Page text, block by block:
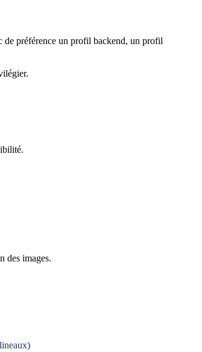
de préférence un profil backend, un profil
des images.